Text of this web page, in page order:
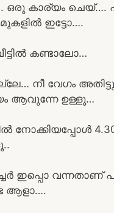
കാര്യം ചെയ്….
മുകളിൽ ഇട്ടോ….
കണ്ടാലോ…
നീ വേഗം
ആവുന്നേ ഉള്ളൂ…
ഇപ്പൊ വന്നതാണ്
ആളാ….